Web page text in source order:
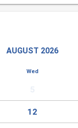
AUGUST 2026
Wed
12